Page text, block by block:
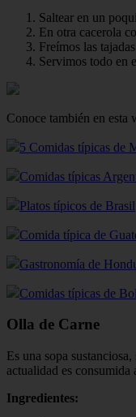
Saltear en un
En otra cacerola
Freímos las
Servimos todo en
Conoce también en esta
5 Comidas típicas de
Comidas típicas
Platos típicos de Brasil
Comida típica de
Gastronomía de
Comidas típicas de
Olla de Carne
Es una sopa
actualidad es consumida
Ingredientes: